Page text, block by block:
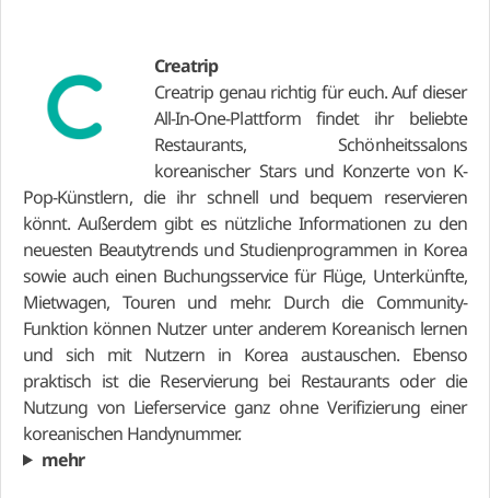
Creatrip
Creatrip genau richtig für euch. Auf dieser
All-In-One-Plattform findet ihr beliebte
Restaurants, Schönheitssalons
koreanischer Stars und Konzerte von K-
Pop-Künstlern, die ihr schnell und bequem reservieren
könnt. Außerdem gibt es nützliche Informationen zu den
neuesten Beautytrends und Studienprogrammen in Korea
sowie auch einen Buchungsservice für Flüge, Unterkünfte,
Mietwagen, Touren und mehr. Durch die Community-
Funktion können Nutzer unter anderem Koreanisch lernen
und sich mit Nutzern in Korea austauschen. Ebenso
praktisch ist die Reservierung bei Restaurants oder die
Nutzung von Lieferservice ganz ohne Verifizierung einer
koreanischen Handynummer.
mehr